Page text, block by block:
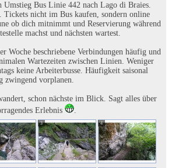
Umstieg Bus Linie 442 nach Lago di Braies.
Tickets nicht im Bus kaufen, sondern online
ob dich mitnimmt und Reservierung während
machst und nächsten wartest.
Woche beschriebene Verbindungen häufig und
Wartezeiten zwischen Linien. Weniger
keine Arbeiterbusse. Häufigkeit saisonal
zwingend vorplanen.
schon nächste im Blick. Sagt alles über
Erlebnis
.
3 4